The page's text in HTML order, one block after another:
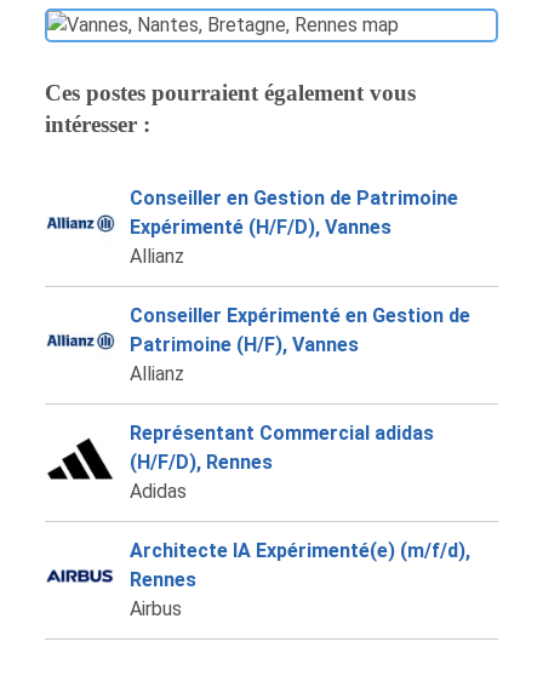
Ces postes pourraient également vous
intéresser :
Conseiller en Gestion de Patrimoine
Expérimenté (H/F/D), Vannes
Allianz
Conseiller Expérimenté en Gestion de
Patrimoine (H/F), Vannes
Allianz
Représentant Commercial adidas
(H/F/D), Rennes
Adidas
Architecte IA Expérimenté(e) (m/f/d),
Rennes
Airbus